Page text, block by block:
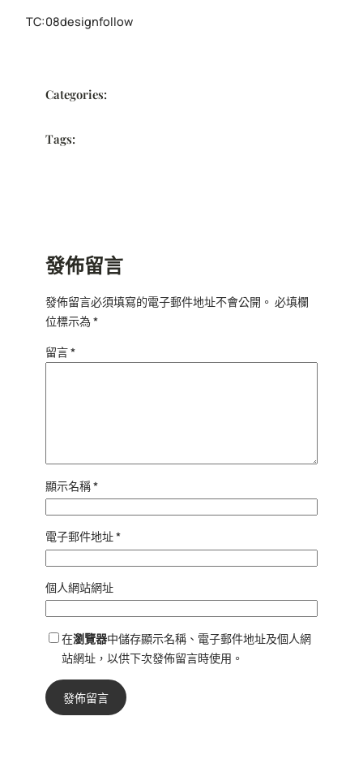
TC:08designfollow
Categories:
Tags:
發佈留言
發佈留言必須填寫的電子郵件地址不會公開。 必填欄
位標示為*
留言*
顯示名稱*
電子郵件地址*
個人網站網址
在瀏覽器中儲存顯示名稱、電子郵件地址及個人網
站網址，以供下次發佈留言時使用。